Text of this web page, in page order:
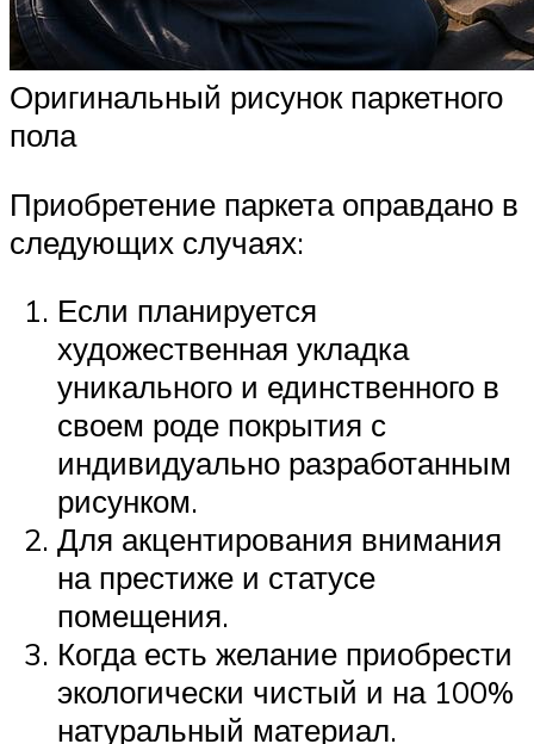
Оригинальный рисунок паркетного
пола
Приобретение паркета оправдано в
следующих случаях:
Если планируется
художественная укладка
уникального и единственного в
своем роде покрытия с
индивидуально разработанным
рисунком.
Для акцентирования внимания
на престиже и статусе
помещения.
Когда есть желание приобрести
экологически чистый и на 100%
натуральный материал.